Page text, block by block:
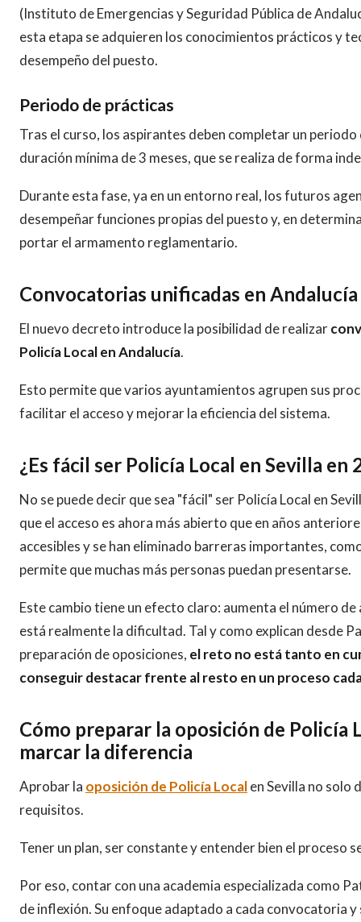
(Instituto de Emergencias y Seguridad Pública de
esta etapa se adquieren los conocimientos prácticos y
desempeño del puesto.
Periodo de prácticas
Tras el curso, los aspirantes deben completar un periodo
duración mínima de 3 meses, que se realiza de forma
Durante esta fase, ya en un entorno real, los futuros
desempeñar funciones propias del puesto y, en
portar el armamento reglamentario.
Convocatorias unificadas en Andalucía
El nuevo decreto introduce la posibilidad de realizar
Policía Local en Andalucía.
Esto permite que varios ayuntamientos agrupen sus
facilitar el acceso y mejorar la eficiencia del sistema.
¿Es fácil ser Policía Local en Sevilla en
No se puede decir que sea "fácil" ser Policía Local en
que el acceso es ahora más abierto que en años
accesibles y se han eliminado barreras importantes,
permite que muchas más personas puedan presentarse.
Este cambio tiene un efecto claro: aumenta el número de
está realmente la dificultad. Tal y como explican desde
preparación de oposiciones, el reto no está tanto en
conseguir destacar frente al resto en un proceso
Cómo preparar la oposición de Policía
marcar la diferencia
Aprobar la oposición de Policía Localen Sevilla no solo
requisitos.
Tener un plan, ser constante y entender bien el proceso
Por eso, contar con una academia especializada como
de inflexión. Su enfoque adaptado a cada convocatoria y